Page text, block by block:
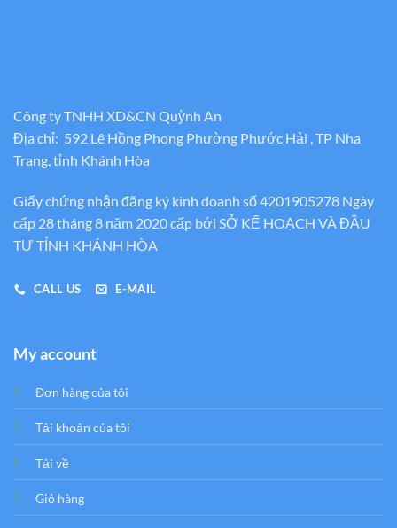
Công ty TNHH XD&CN Quỳnh An
Địa chỉ: 592 Lê Hồng Phong Phường Phước Hải , TP Nha
Trang, tỉnh Khánh Hòa
Giấy chứng nhận đăng ký kinh doanh số 4201905278 Ngày
cấp 28 tháng 8 năm 2020 cấp bới SỞ KẾ HOẠCH VÀ ĐẦU
TƯ TỈNH KHÁNH HÒA
CALL US E-MAIL
My account
Đơn hàng của tôi
Tải khoản của tôi
Tải về
Giỏ hàng